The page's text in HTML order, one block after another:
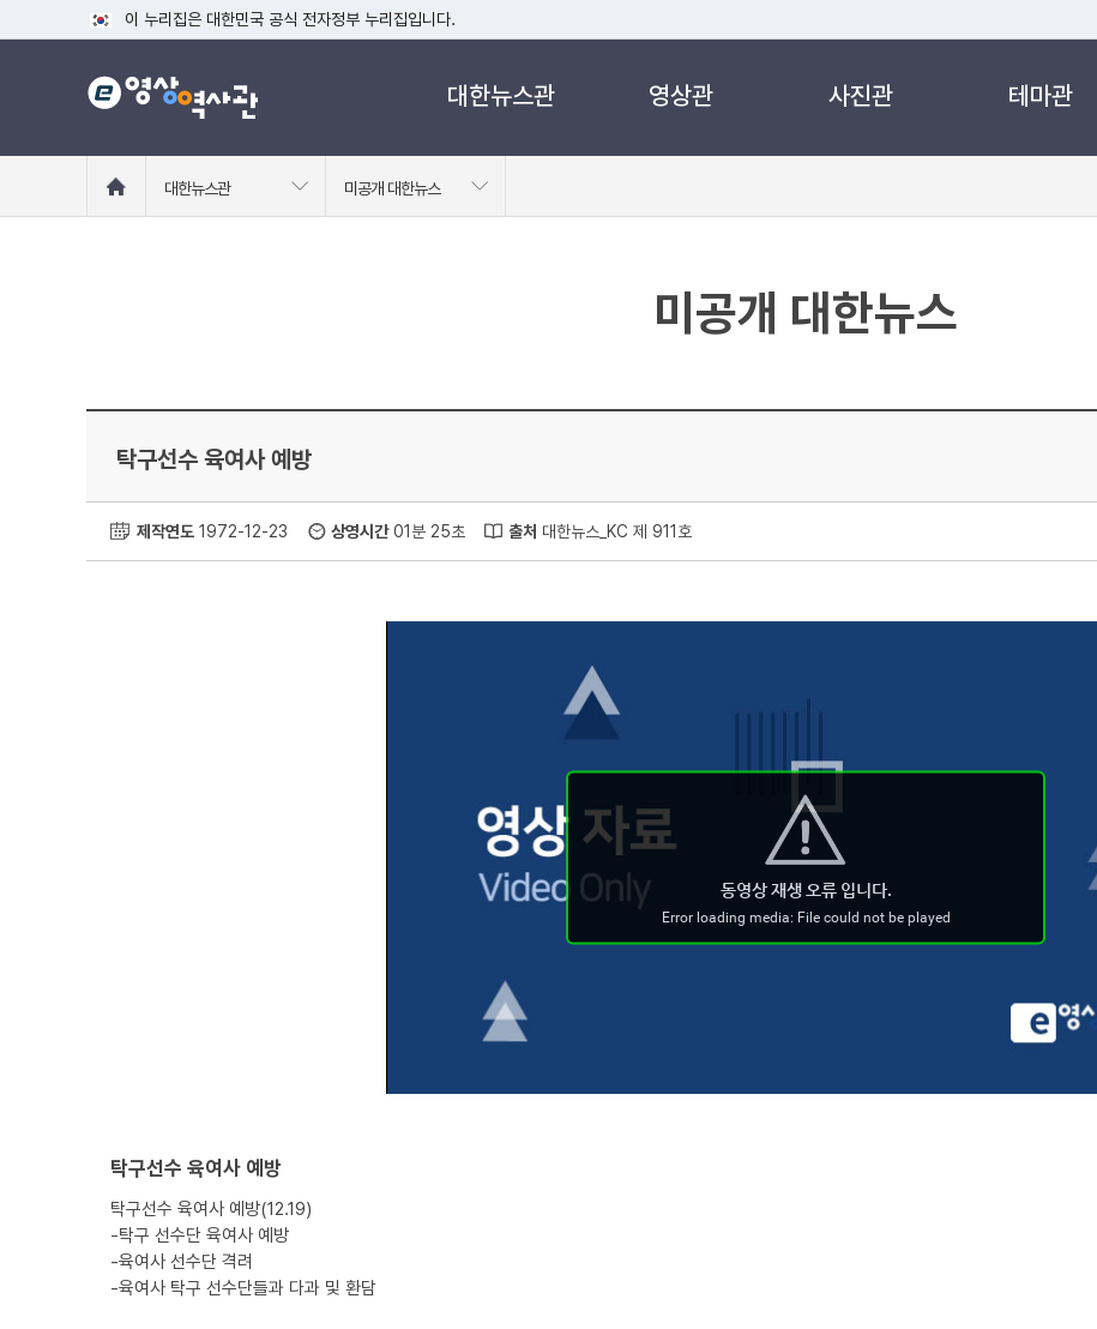
이 누리집은 대한민국 공식 전자정부 누리집입니다.
공식 누리집 주소 확인하기
go.kr 주소를 사용하는 누리집은 대한민국 정부기관이 관리하는 누리집입니다.
대한뉴스관 영상관 사진관 테마관
로
대한뉴스관 미공개 대한뉴스
미공개 대한뉴스
탁구선수 육여사 예방
제작연도 1972-12-23 상영시간01분 25초 출처 대한뉴스_KC 제 911호
탁구선수 육여사 예방
탁구선수 육여사 예방(12.19)
-탁구 선수단 육여사 예방
-육여사 선수단 격려
-육여사 탁구 선수단들과 다과 및 환담